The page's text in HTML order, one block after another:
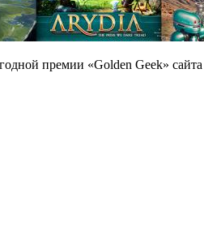
премии «Golden Geek» сайта